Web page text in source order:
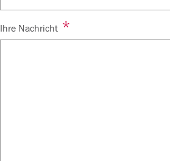
Ihre Nachricht *